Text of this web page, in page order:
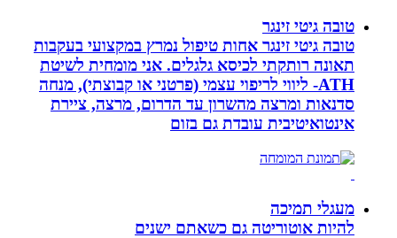
טובה גיטי זינגר
טובה גיטי זינגר אחות טיפול נמרץ במקצועי בעקבות
תאונה רותקתי לכיסא גלגלים. אני מומחית לשיטת
ATH- ליווי לריפוי עצמי (פרטני או קבוצתי), מנחה
סדנאות ומרצה מהשרון עד הדרום, מרצה, ציירת
אינטואיטיבית עובדת גם בזום
מעגלי תמיכה
להיות אוטוריטה גם כשאתם ישנים